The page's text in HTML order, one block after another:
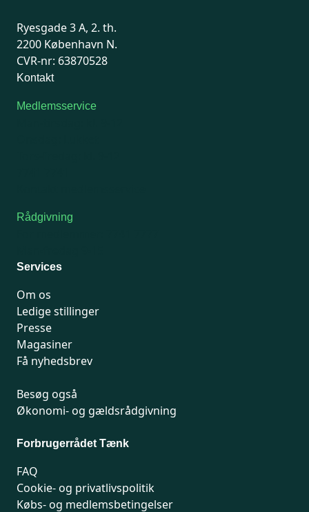
Ryesgade 3 A, 2. th.
2200 København N.
CVR-nr: 63870528
Kontakt
Medlemsservice
Rådgivning
Services
Om os
Ledige stillinger
Presse
Magasiner
Få nyhedsbrev
Besøg også
Økonomi- og gældsrådgivning
Forbrugerrådet Tænk
FAQ
Cookie- og privatlivspolitik
Købs- og medlemsbetingelser